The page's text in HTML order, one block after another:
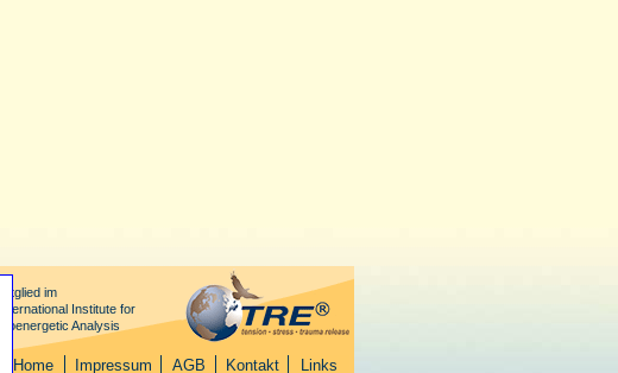
Mitglied im
International Institute for
Bioenergetic Analysis
Home Impressum AGB Kontakt Links